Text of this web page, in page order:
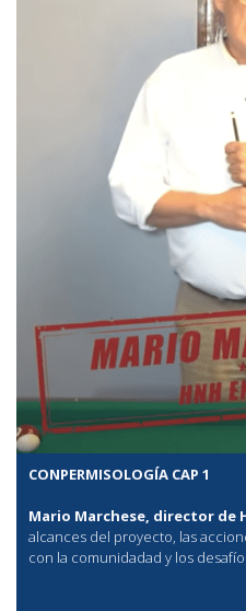
CONPERMISOLOGÍA CAP 1
Mario Marchese, director de
alcances del proyecto, las
con la comunidadad y los